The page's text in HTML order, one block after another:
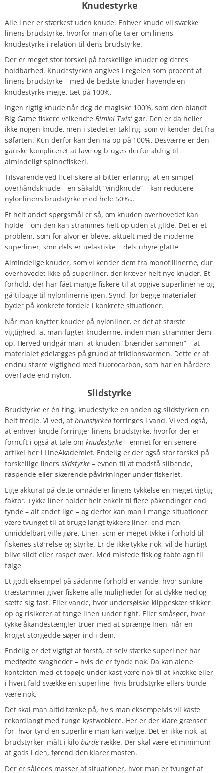
Knudestyrke
Alle liner er stærkest uden knude. Enhver knude vil svække
linens brudstyrke, hvorfor man ofte taler om linens
knudestyrke i relation til dens brudstyrke.
Der er meget stor forskel på forskellige knuder og deres
holdbarhed. Knudestyrken angives i regelen som procent af
linens brudstyrke – med de bedste knuder havende en
knudestyrke meget tæt på 100%.
Ingen rigtig knude når dog de magiske 100%, som den blandt
Big Game fiskere velkendte Bimini Twist gør. Den er da heller
ikke nogen knude, men i stedet er takling, som vi kender det fra
søfarten. Kun derfor kan den nå op på 100%. Desværre er den
ganske kompliceret at lave og bruges derfor aldrig til
almindeligt spinnefiskeri.
Tilsvarende ved fluefiskere af bitter erfaring, at en simpel
overhåndsknude – en såkaldt “vindknude” – kan reducere
nylonlinens brudstyrke med hele 50%…
Et helt andet spørgsmål er så, om knuden overhovedet kan
holde – om den kan strammes helt op uden at glide. Det er et
problem, som for alvor er blevet aktuelt med de moderne
superliner, som dels er uelastiske – dels uhyre glatte.
Almindelige knuder, som vi kender dem fra monofillinerne, dur
overhovedet ikke på superliner, der kræver helt nye knuder. Et
forhold, der har fået mange fiskere til at opgive superlinerne og
gå tilbage til nylonlinerne igen. Synd, for begge materialer
byder på konkrete fordele i konkrete situationer.
Når man knytter knuder på nylonliner, er det af største
vigtighed, at man fugter knuderrne, inden man strammer dem
op. Herved undgår man, at knuden “brænder sammen” – at
materialet ødelægges på grund af friktionsvarmen. Dette er af
endnu større vigtighed med fluorocarbon, som har en hårdere
overflade end nylon.
Slidstyrke
Brudstyrke er én ting, knudestyrke en anden og slidstyrken en
helt tredje. Vi ved, at brudstyrken forringes i vand. Vi ved også,
at enhver knude forringer linens brudstyrke, hvorfor der er
fornuft i også at tale om knudestyrke – emnet for en senere
artikel her i LineAkademiet. Endelig er der også stor forskel på
forskellige liners slidstyrke – evnen til at modstå slibende,
raspende eller skærende påvirkninger under fiskeriet.
Lige akkurat på dette område er linens tykkelse en meget vigtig
faktor. Tykke liner holder helt enkelt til flere påkendinger end
tynde – alt andet lige – og derfor kan man i mange situationer
være tvunget til at bruge langt tykkere liner, end man
umiddelbart ville gøre. Liner, som er meget tykke i forhold til
fiskenes størrelse og styrke. Er de ikke tykke nok, vil de hurtigt
blive slidt eller raspet over. Med mistede fisk og tabte agn til
følge.
Et godt eksempel på sådanne forhold er vande, hvor sunkne
træstammer giver fiskene alle muligheder for at dykke ned og
sætte sig fast. Eller vande, hvor undersøiske klippeskær stikker
op og risikerer at fange linen under fight. Eller småsøer, hvor
tykke åkandestængler truer med at sprænge inen, når en
kroget storgedde søger ind i dem.
Endelig er det vigtigt at forstå, at selv stærke superliner har
medfødte svagheder – hvis de er tynde nok. Da kan alene
kontakten med et topøje under kast være nok til at knække eller
i hvert fald svække en superline, hvis brudstyrke ellers burde
være nok.
Det skal man altid tænke på, hvis man eksempelvis vil kaste
rekordlangt med tunge kystwoblere. Her er der klare grænser
for, hvor tynd en superline man kan vælge. Det er ikke nok, at
brudstyrken målt i kilo burde række. Der skal være et minimum
af gods i den, førend den klarer mosten.
Der er således masser af situationer, hvor man er tvunget af